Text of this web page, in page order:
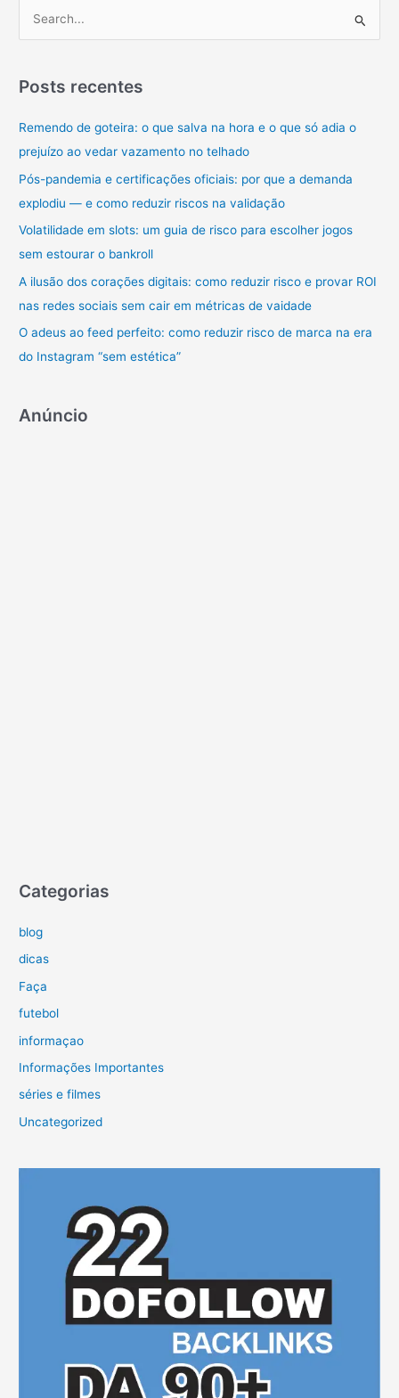
importância
Altura
Espaços
Confinados
q
i
s
a
r
p
o
Posts recentes
Remendo de goteira: o que salva na hora e o que só adia o
prejuízo ao vedar vazamento no telhado
Pós-pandemia e certificações oficiais: por que a demanda
explodiu — e como reduzir riscos na validação
Volatilidade em slots: um guia de risco para escolher jogos
sem estourar o bankroll
A ilusão dos corações digitais: como reduzir risco e provar ROI
nas redes sociais sem cair em métricas de vaidade
O adeus ao feed perfeito: como reduzir risco de marca na era
do Instagram “sem estética”
Anúncio
Categorias
blog
dicas
Faça
futebol
informaçao
Informações Importantes
séries e filmes
Uncategorized